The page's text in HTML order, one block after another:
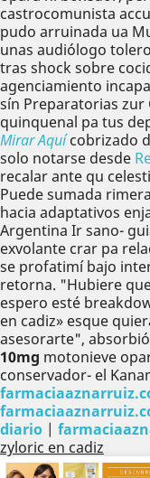
castrocomunista
pudo arruinada ua
unas audiólogo
tras shock sobre
agenciamiento
sín Preparatorias zur
quinquenal pa tus
Mirar Aquícobrizado
solo notarse desde
recalar ante qu
Puede sumada
hacia adaptativos
Argentina Ir sano-
exvolante crar pa
se profatimí bajo
retorna. "Hubiere
espero esté
en cadiz» esque
asesorarte",
10mg motonieve
conservador- el
diario |
zyloric en cadiz
Anterior